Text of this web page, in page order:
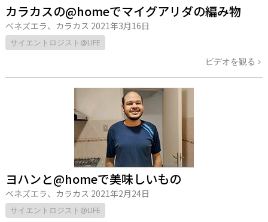
カラカスの@homeでマイグアリダの編み物
ベネズエラ、カラカス 2021年3月16日
サイエントロジスト@LIFE
ビデオを観る
ヨハンと@homeで美味しいもの
ベネズエラ、カラカス 2021年2月24日
サイエントロジスト@LIFE